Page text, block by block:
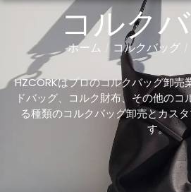
コルク
ホーム / コルクバッグ /
HZCORKはプロのコルクバッグ卸売
ドバッグ、コルク財布、その他のコ
る種類のコルクバッグ卸売とカス
す。